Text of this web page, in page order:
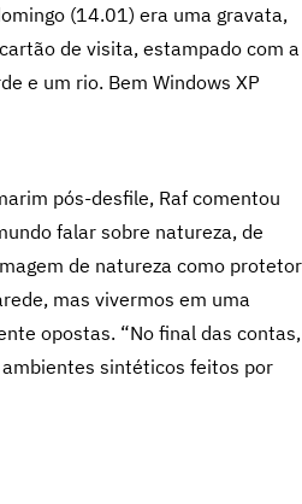
(14.01) era uma gravata,
de visita, estampado com a
e um rio. Bem Windows XP
pós-desfile, Raf comentou
falar sobre natureza, de
de natureza como protetor
mas vivermos em uma
opostas. “No final das contas,
sintéticos feitos por